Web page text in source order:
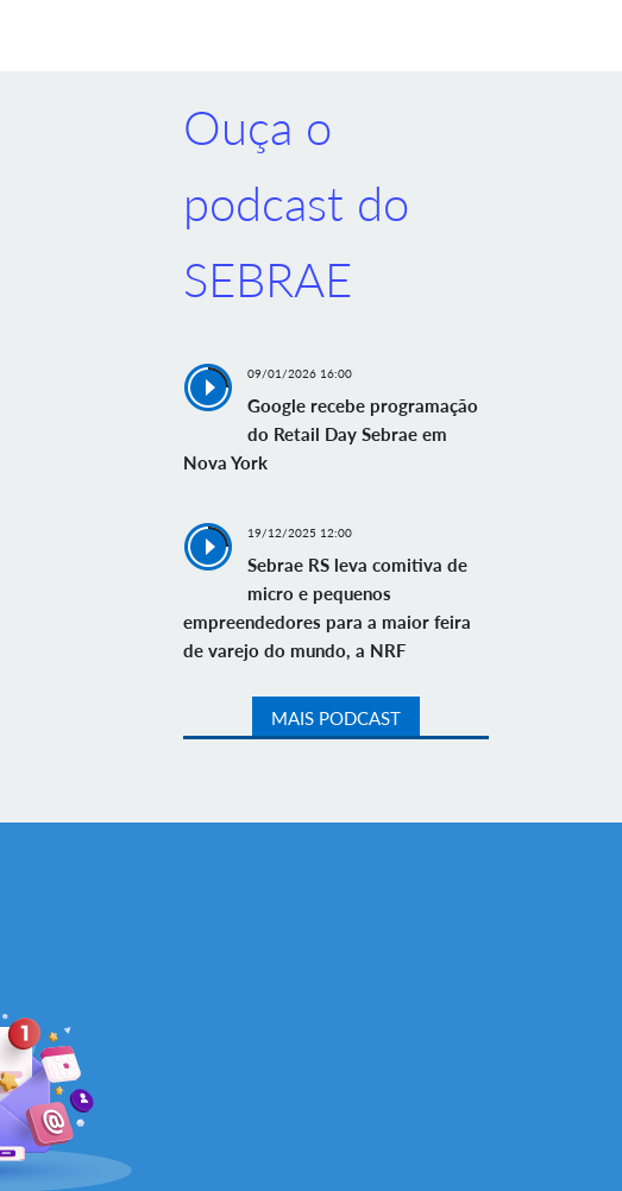
Ouça o
podcast do
SEBRAE
09/01/2026 16:00
Google recebe programação
do Retail Day Sebrae em
Nova York
19/12/2025 12:00
Sebrae RS leva comitiva de
micro e pequenos
empreendedores para a maior feira
de varejo do mundo, a NRF
MAIS PODCAST